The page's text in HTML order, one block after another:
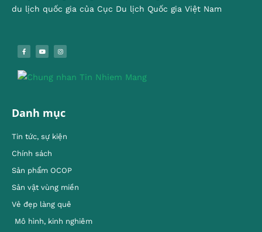
du lịch quốc gia của Cục Du lịch Quốc gia Việt Nam
Danh mục
Tin tức, sự kiện
Chính sách
Sản phẩm OCOP
Sản vật vùng miền
Vẻ đẹp làng quê
Mô hình, kinh nghiêm